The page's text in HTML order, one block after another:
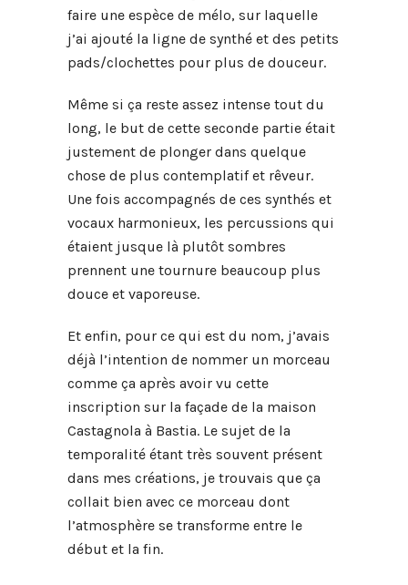
faire une espèce de mélo, sur laquelle
j’ai ajouté la ligne de synthé et des petits
pads/clochettes pour plus de douceur.
Même si ça reste assez intense tout du
long, le but de cette seconde partie était
justement de plonger dans quelque
chose de plus contemplatif et rêveur.
Une fois accompagnés de ces synthés et
vocaux harmonieux, les percussions qui
étaient jusque là plutôt sombres
prennent une tournure beaucoup plus
douce et vaporeuse.
Et enfin, pour ce qui est du nom, j’avais
déjà l’intention de nommer un morceau
comme ça après avoir vu cette
inscription sur la façade de la maison
Castagnola à Bastia. Le sujet de la
temporalité étant très souvent présent
dans mes créations, je trouvais que ça
collait bien avec ce morceau dont
l’atmosphère se transforme entre le
début et la fin.